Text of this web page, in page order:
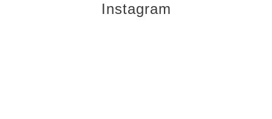
Instagram